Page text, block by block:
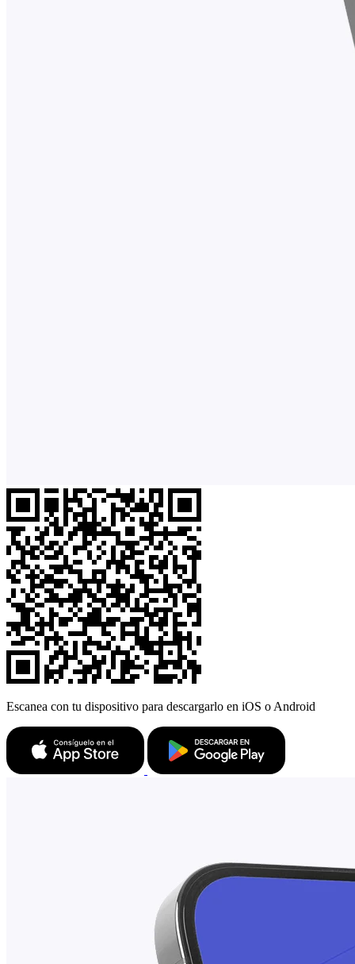
Escanea con tu dispositivo para descargarlo en iOS o Android